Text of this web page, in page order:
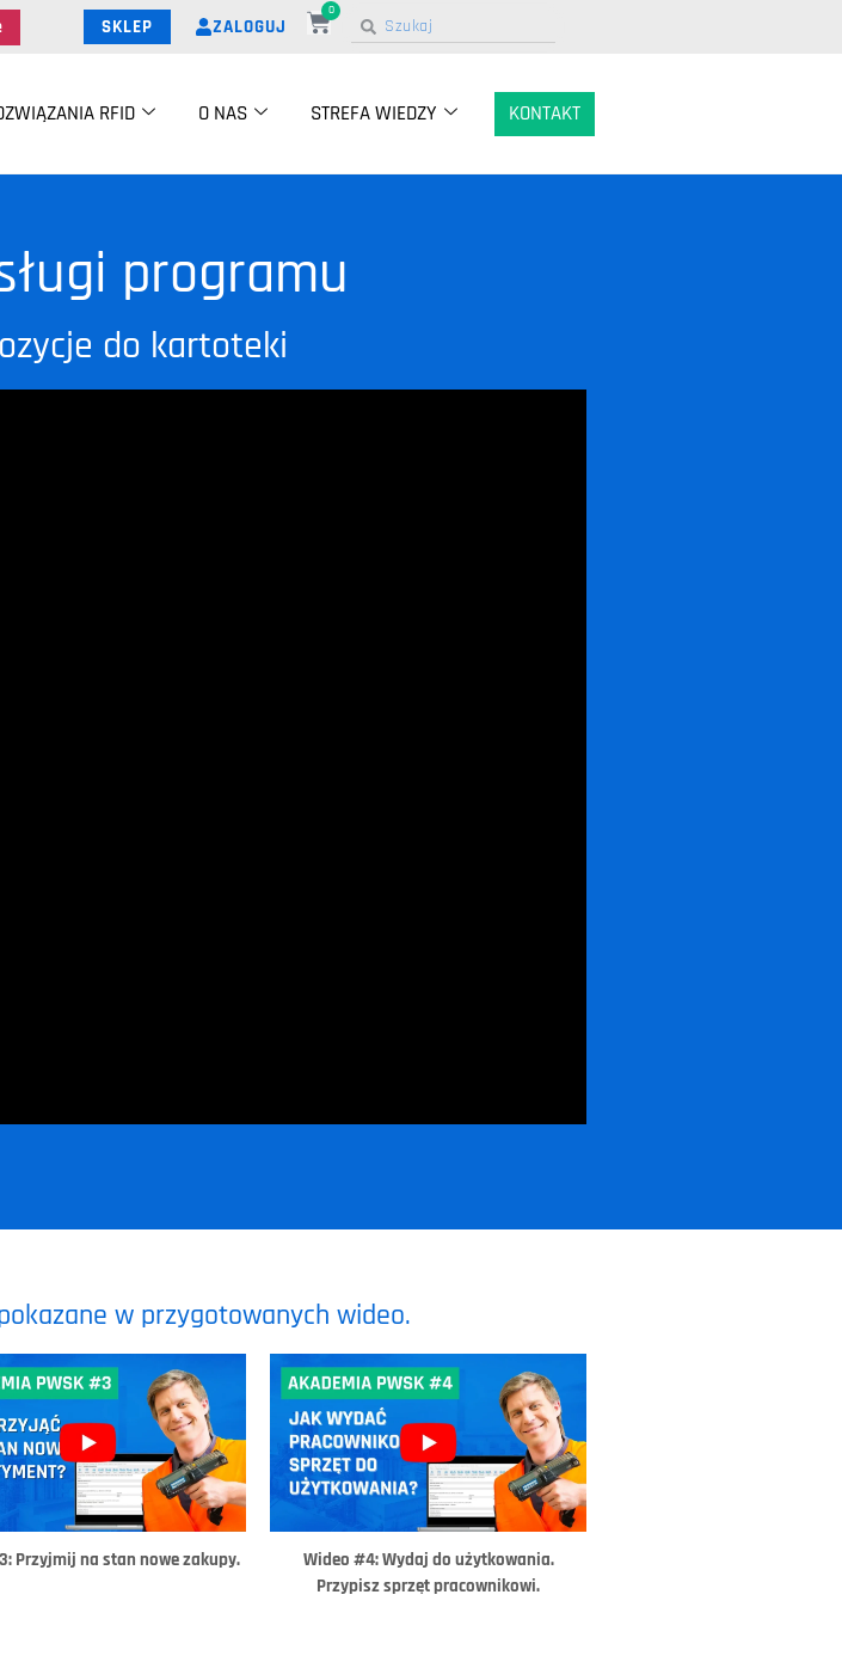
SKLEP ZALOGUJ
0
RFID O NAS STREFA WIEDZY KONTAKT
programu
do kartoteki
w przygotowanych wideo.
Przyjmij na stan nowe zakupy.
Wideo #4: Wydaj do użytkowania.
Przypisz sprzęt pracownikowi.